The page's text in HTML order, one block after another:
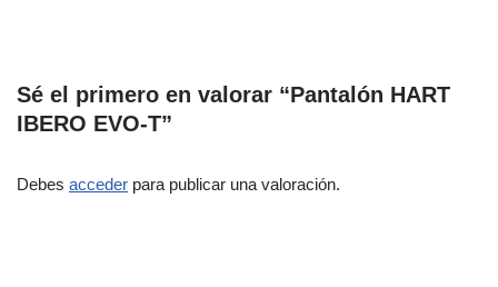
Sé el primero en valorar “Pantalón HART
IBERO EVO-T”
Debes acceder para publicar una valoración.